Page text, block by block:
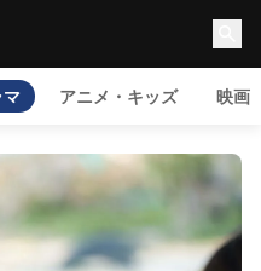
マ アニメ・キッズ 映画